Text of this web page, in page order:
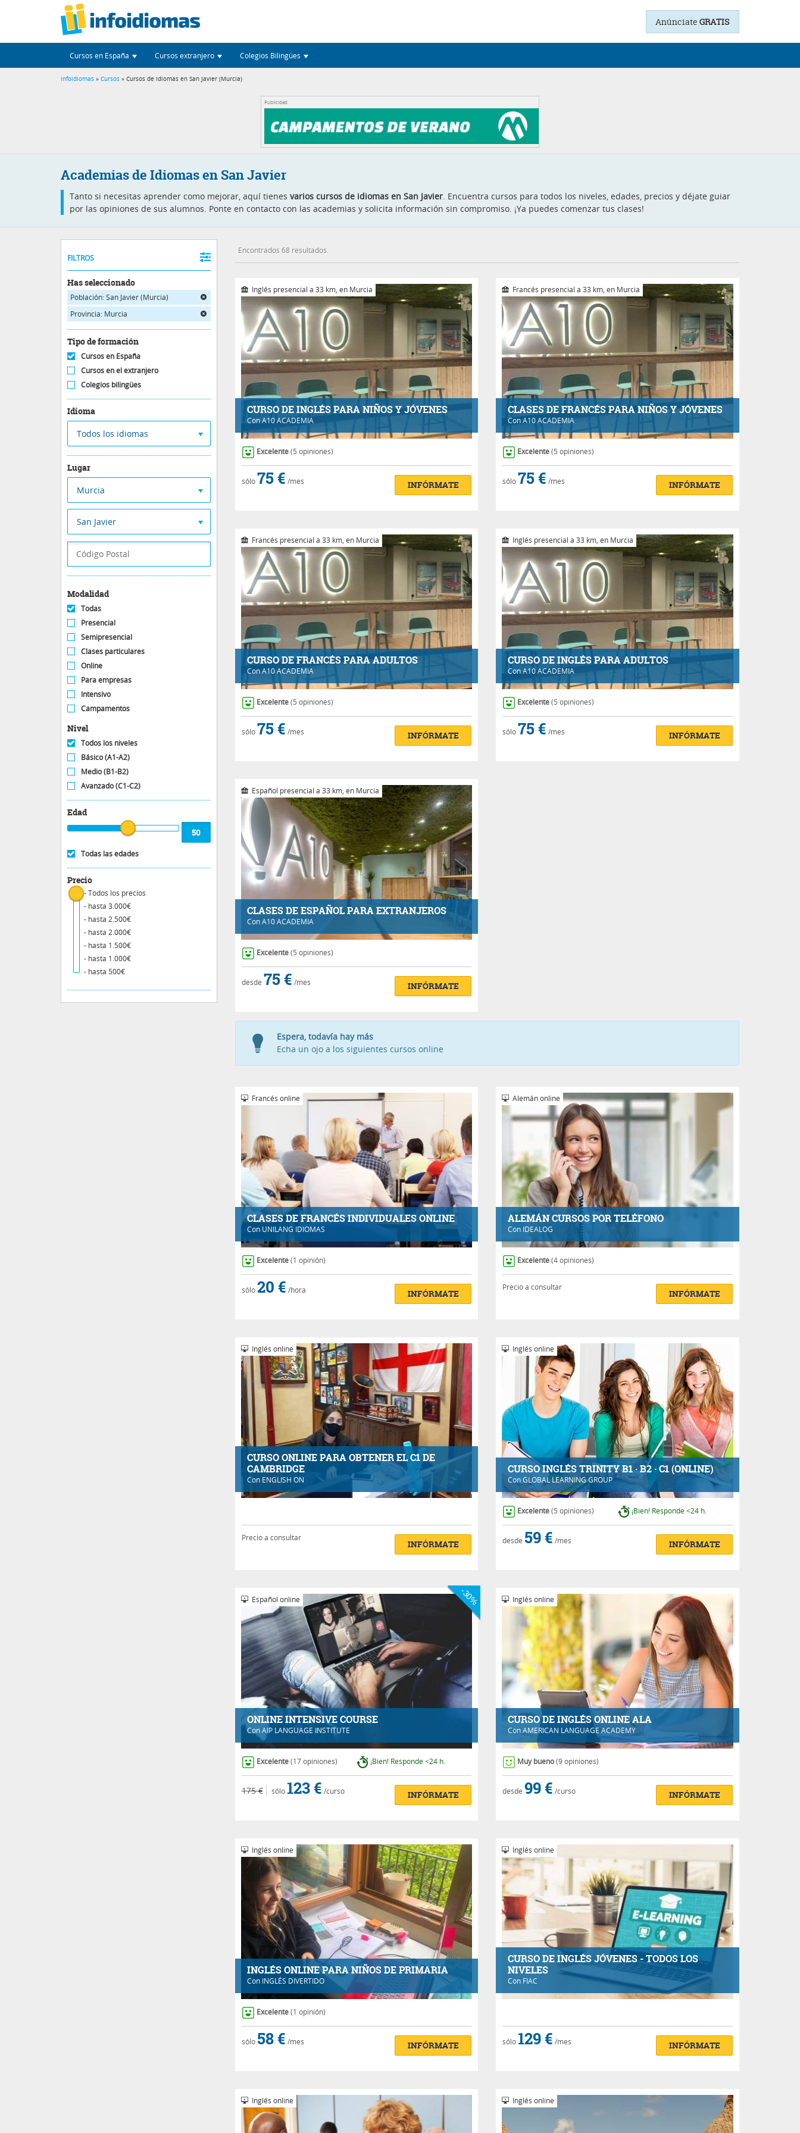
AnúnciateGRATIS
Cursos en España Cursos extranjero Colegios Bilingües
Infoidiomas » Cursos » Cursos de idiomas en San Javier (Murcia)
Publicidad
Academias de Idiomas en San Javier
Tanto si necesitas aprender como mejorar, aquí tienes varios cursos de idiomas en San Javier. Encuentra cursos para todos los niveles, edades, precios y déjate guiar
por las opiniones de sus alumnos. Ponte en contacto con las academias y solicita información sin compromiso. ¡Ya puedes comenzar tus clases!
FILTROS
Has seleccionado
Población: San Javier (Murcia)
Provincia: Murcia
Tipo de formación
Cursos en España
Cursos en el extranjero
Colegios bilingües
Idioma
Todos los idiomas
Lugar
Murcia
San Javier
Modalidad
Todas
Presencial
Semipresencial
Clases particulares
Online
Para empresas
Intensivo
Campamentos
Nivel
Todos los niveles
Básico (A1-A2)
Medio (B1-B2)
Avanzado (C1-C2)
Edad
Todas las edades
Precio
- Todos los precios
- hasta 3.000€
- hasta 2.500€
- hasta 2.000€
- hasta 1.500€
- hasta 1.000€
- hasta 500€
Encontrados 68 resultados.
CURSO DE INGLÉS PARA NIÑOS Y JÓVENES
ConA10 ACADEMIA
Inglés presencial a 33 km, en Murcia
Excelente (5 opiniones)
sólo75 € /mes INFÓRMATE
CLASES DE FRANCÉS PARA NIÑOS Y JÓVENES
ConA10 ACADEMIA
Francés presencial a 33 km, en Murcia
Excelente (5 opiniones)
sólo 75 € /mes INFÓRMATE
CURSO DE FRANCÉS PARA ADULTOS
ConA10 ACADEMIA
Francés presencial a 33 km, en Murcia
Excelente (5 opiniones)
sólo75 € /mes INFÓRMATE
CURSO DE INGLÉS PARA ADULTOS
ConA10 ACADEMIA
Inglés presencial a 33 km, en Murcia
Excelente (5 opiniones)
sólo 75 € /mes INFÓRMATE
CLASES DE ESPAÑOL PARA EXTRANJEROS
ConA10 ACADEMIA
Español presencial a 33 km, en Murcia
Excelente (5 opiniones)
desde 75 € /mes INFÓRMATE
Espera, todavía hay más
Echa un ojo a los siguientes cursos online
CLASES DE FRANCÉS INDIVIDUALES ONLINE
Con UNILANG IDIOMAS
Francés online
Excelente (1 opinión)
sólo20 € /hora INFÓRMATE
ALEMÁN CURSOS POR TELÉFONO
Con IDEALOG
Alemán online
Excelente (4 opiniones)
Precio a consultar
INFÓRMATE
CURSO ONLINE PARA OBTENER EL C1 DE
CAMBRIDGE
Con ENGLISH ON
Inglés online
Precio a consultar
INFÓRMATE
CURSO INGLÉS TRINITY B1 · B2 · C1 (ONLINE)
ConGLOBAL LEARNING GROUP
Inglés online
Excelente (5 opiniones) ¡Bien! Responde <24 h.
desde 59 € /mes INFÓRMATE
ONLINE INTENSIVE COURSE
ConAIP LANGUAGE INSTITUTE
Español online -30%
Excelente (17 opiniones) ¡Bien! Responde <24 h.
175 € sólo123 € /curso INFÓRMATE
CURSO DE INGLÉS ONLINE ALA
ConAMERICAN LANGUAGE ACADEMY
Inglés online
Muy bueno (9 opiniones)
desde 99 € /curso INFÓRMATE
INGLÉS ONLINE PARA NIÑOS DE PRIMARIA
Con INGLÉS DIVERTIDO
Inglés online
Excelente (1 opinión)
sólo 58 € /mes INFÓRMATE
CURSO DE INGLÉS JÓVENES - TODOS LOS
NIVELES
Con FIAC
Inglés online
sólo129 € /mes INFÓRMATE
Inglés online Inglés online